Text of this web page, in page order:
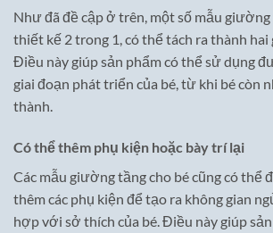
Như đã đề cập ở trên, một số mẫu giường
thiết kế 2 trong 1, có thể tách ra thành
Điều này giúp sản phẩm có thể sử dụng
giai đoạn phát triển của bé, từ khi bé còn
thành.
Có thể thêm phụ kiện hoặc bày trí lại
Các mẫu giường tầng cho bé cũng có thể
thêm các phụ kiện để tạo ra không gian
hợp với sở thích của bé. Điều này giúp